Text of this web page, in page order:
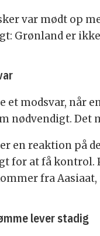
var mødt op
Grønland er
et modsvar, når
nødvendigt. Det
en reaktion på
for at få kontrol.
fra
lever stadig